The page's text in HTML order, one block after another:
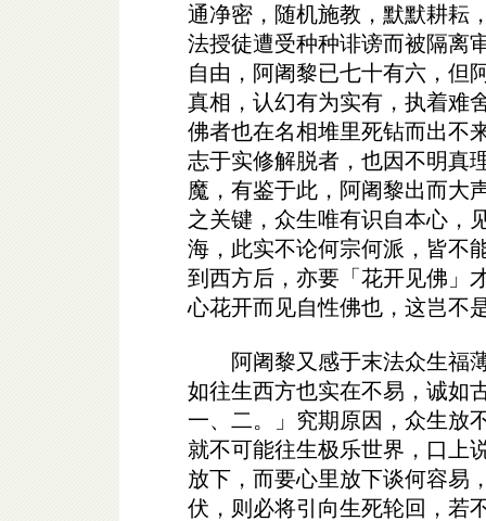
通净密，随机施教，默默耕耘
法授徒遭受种种诽谤而被隔离
自由，阿阇黎已七十有六，但
真相，认幻有为实有，执着难
佛者也在名相堆里死钻而出不
志于实修解脱者，也因不明真
魔，有鉴于此，阿阇黎出而大
之关键，众生唯有识自本心，
海，此实不论何宗何派，皆不
到西方后，亦要「花开见佛」
心花开而见自性佛也，这岂不
阿阇黎又感于末法众生福薄
如往生西方也实在不易，诚如
一、二。」究期原因，众生放
就不可能往生极乐世界，口上
放下，而要心里放下谈何容易
伏，则必将引向生死轮回，若